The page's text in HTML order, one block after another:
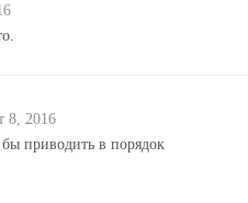
8, 2016
приводить в порядок